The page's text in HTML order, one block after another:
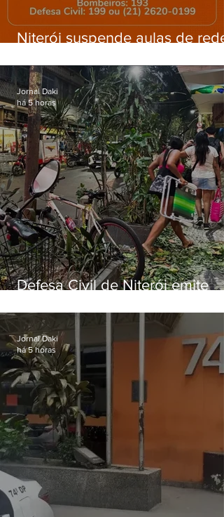
Niterói suspende aulas de rede
ventos fortes nesta sexta (7)
Defesa Civil de Niterói emite
sexta-feira (07)
Jornal Daki
há 5 horas
Jornal Daki
há 5 horas